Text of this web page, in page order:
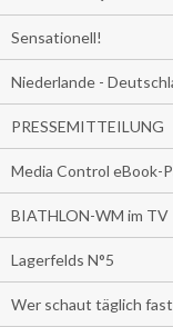
Sensationell!
Niederlande -
PRESSEMITTEILUNG
Media Control eBook-
BIATHLON-WM im TV
Lagerfelds N°5
Wer schaut täglich